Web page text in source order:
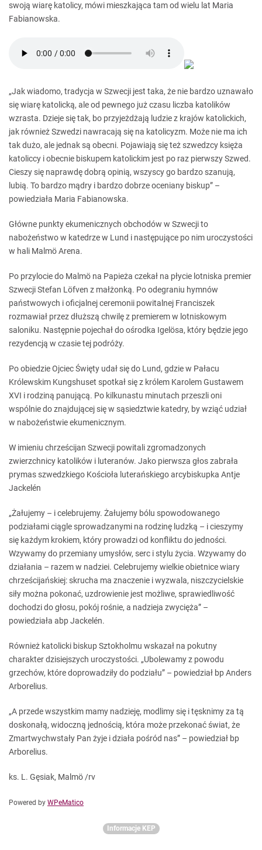
swoją wiarę katolicy, mówi mieszkająca tam od wielu lat Maria
Fabianowska.
„Jak wiadomo, tradycja w Szwecji jest taka, że nie bardzo uznawało
się wiarę katolicką, ale od pewnego już czasu liczba katolików
wzrasta. Dzieje się tak, bo przyjeżdżają ludzie z krajów katolickich,
jak również Szwedzi nawracają się na katolicyzm. Może nie ma ich
tak dużo, ale jednak są obecni. Pojawiają się też szwedzcy księża
katoliccy i obecnie biskupem katolickim jest po raz pierwszy Szwed.
Cieszy się naprawdę dobrą opinią, wszyscy go bardzo szanują,
lubią. To bardzo mądry i bardzo dobrze oceniany biskup” –
powiedziała Maria Fabianowska.
Główne punkty ekumenicznych obchodów w Szwecji to
nabożeństwo w katedrze w Lund i następujące po nim uroczystości
w hali Malmö Arena.
Po przylocie do Malmö na Papieża czekał na płycie lotniska premier
Szwecji Stefan Löfven z małżonką. Po odegraniu hymnów
państwowych i oficjalnej ceremonii powitalnej Franciszek
rozmawiał przez dłuższą chwilę z premierem w lotniskowym
saloniku. Następnie pojechał do ośrodka Igelösa, który będzie jego
rezydencją w czasie tej podróży.
Po obiedzie Ojciec Święty udał się do Lund, gdzie w Pałacu
Królewskim Kungshuset spotkał się z królem Karolem Gustawem
XVI i rodziną panującą. Po kilkunastu minutach przeszli oni
wspólnie do znajdującej się w sąsiedztwie katedry, by wziąć udział
w nabożeństwie ekumenicznym.
W imieniu chrześcijan Szwecji powitali zgromadzonych
zwierzchnicy katolików i luteranów. Jako pierwsza głos zabrała
prymas szwedzkiego Kościoła luterańskiego arcybiskupka Antje
Jackelén
„Żałujemy – i celebrujemy. Żałujemy bólu spowodowanego
podziałami ciągle sprowadzanymi na rodzinę ludzką – i cieszymy
się każdym krokiem, który prowadzi od konfliktu do jedności.
Wzywamy do przemiany umysłów, serc i stylu życia. Wzywamy do
działania – razem w nadziei. Celebrujemy wielkie obietnice wiary
chrześcijańskiej: skrucha ma znaczenie i wyzwala, niszczycielskie
siły można pokonać, uzdrowienie jest możliwe, sprawiedliwość
dochodzi do głosu, pokój rośnie, a nadzieja zwycięża” –
powiedziała abp Jackelén.
Również katolicki biskup Sztokholmu wskazał na pokutny
charakter dzisiejszych uroczystości. „Ubolewamy z powodu
grzechów, które doprowadziły do podziału” – powiedział bp Anders
Arborelius.
„A przede wszystkim mamy nadzieję, modlimy się i tęsknimy za tą
doskonałą, widoczną jednością, która może przekonać świat, że
Zmartwychwstały Pan żyje i działa pośród nas” – powiedział bp
Arborelius.
ks. L. Gęsiak, Malmö /rv
Powered by WPeMatico
Informacje KEP